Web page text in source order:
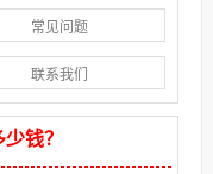
常见问题
联系我们
钱？